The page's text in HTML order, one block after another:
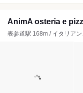
AnimA osteria e
表参道駅 168m / イタリア